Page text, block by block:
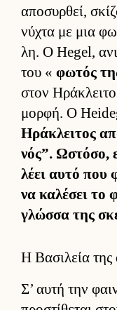
αποσυρ­θεί,
νύχτα με μια
λη. Ο Hegel,
του « φωτός
στον
μορ­φή. Ο
Ηράκλει­τος
νός”. Ωστόσο,
λέει αυτό που
να καλέσει το
γλώσσα της
Η Βασιλεία της
Σ’ αυτή την